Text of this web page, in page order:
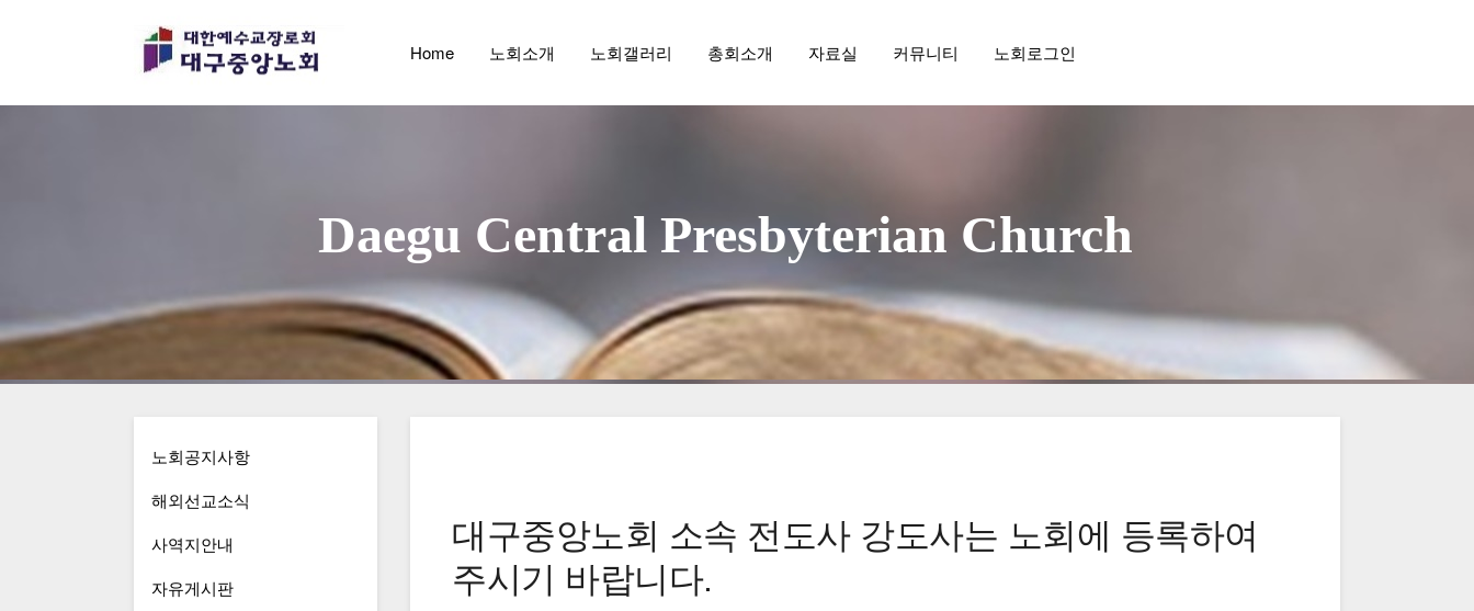
Home 노회소개 노회갤러리 총회소개 자료실 커뮤니티 노회로그인
                        Daegu Central Presbyterian Church
노회공지사항
해외선교소식
사역지안내
자유게시판
대구중앙노회 소속 전도사 강도사는 노회에 등록하여
주시기 바랍니다.